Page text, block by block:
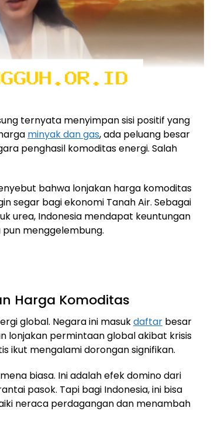
ternyata menyimpan sisi positif yang
minyak dan gas, ada peluang besar
penghasil komoditas energi. Salah
bahwa lonjakan harga komoditas
segar bagi ekonomi Tanah Air. Sebagai
urea, Indonesia mendapat keuntungan
menggelembung.
Harga Komoditas
global. Negara ini masukdaftar besar
lonjakan permintaan global akibat krisis
ikut mengalami dorongan signifikan.
biasa. Ini adalah efek domino dari
pasok. Tapi bagi Indonesia, ini bisa
neraca perdagangan dan menambah